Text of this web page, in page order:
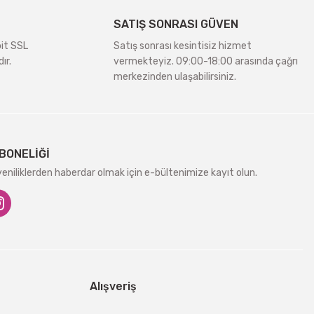
SSL
SATIŞ SONRASI GÜVEN
Satış sonrası kesintisiz hizmet
vermekteyiz. 09:00-18:00 arasında çağrı
merkezinden ulaşabilirsiniz.
haberdar olmak için e-bültenimize kayıt olun.
Alışveriş